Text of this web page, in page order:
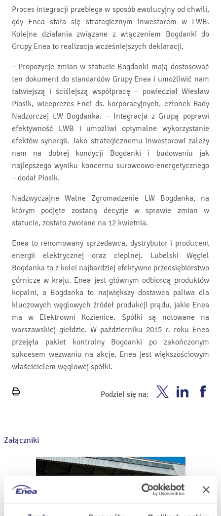
Proces integracji przebiega w sposób ewolucyjny od chwili,
gdy Enea stała się strategicznym inwestorem w LWB.
Kolejne działania związane z włączeniem Bogdanki do
Grupy Enea to realizacja wcześniejszych deklaracji.
– Propozycje zmian w statucie Bogdanki mają dostosować
ten dokument do standardów Grupy Enea i umożliwić nam
łatwiejszą i ściślejszą współpracę – powiedział Wiesław
Piosik, wiceprezes Enei ds. korporacyjnych, członek Rady
Nadzorczej LW Bogdanka. – Integracja z Grupą poprawi
efektywność LWB i umożliwi optymalne wykorzystanie
efektów synergii. Jako strategicznemu inwestorowi zależy
nam na dobrej kondycji Bogdanki i budowaniu jak
najlepszego wyniku koncernu surowcowo-energetycznego
– dodał Piosik.
Nadzwyczajne Walne Zgromadzenie LW Bogdanka, na
którym podjęte zostaną decyzje w sprawie zmian w
statucie, zostało zwołane na 12 kwietnia.
Enea to renomowany sprzedawca, dystrybutor i producent
energii elektrycznej oraz cieplnej. Lubelski Węgiel
Bogdanka to z kolei najbardziej efektywne przedsiębiorstwo
górnicze w kraju. Enea jest głównym odbiorcą produktów
kopalni, a Bogdanka to największy dostawca paliwa dla
kluczowych węglowych źródeł produkcji prądu, jakie Enea
ma w Elektrowni Kozienice. Spółki są notowane na
warszawskiej giełdzie. W październiku 2015 r. roku Enea
przejęła pakiet kontrolny Bogdanki po zakończonym
sukcesem wezwaniu na akcje. Enea jest większościowym
właścicielem węglowej spółki.
Wydrukuj
Podziel się na:
Enea Enea
Załączniki